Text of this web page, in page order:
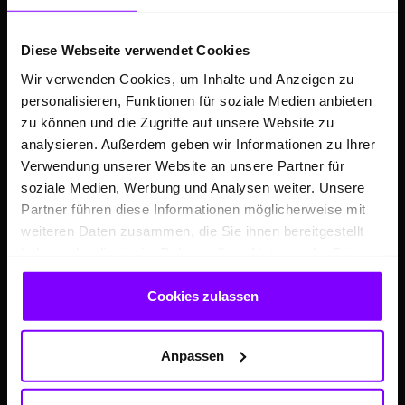
Diese Webseite verwendet Cookies
Wir verwenden Cookies, um Inhalte und Anzeigen zu
personalisieren, Funktionen für soziale Medien anbieten
zu können und die Zugriffe auf unsere Website zu
analysieren. Außerdem geben wir Informationen zu Ihrer
Verwendung unserer Website an unsere Partner für
soziale Medien, Werbung und Analysen weiter. Unsere
Partner führen diese Informationen möglicherweise mit
weiteren Daten zusammen, die Sie ihnen bereitgestellt
gesammelt haben.
Cookies zulassen
Anpassen
GESCHÄFTSKUNDEN
Gewerbeangebote
Volkswagen Professional Class
Škoda Small Fleet
Audi Business
Porsche Key Account
VW Taxi Zentrum
Großkunden
ÜBER UNS